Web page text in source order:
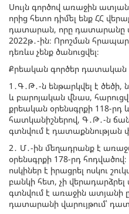
Սույն գործով առաջին
որից հետո դիմել ենք ՀՀ
դատարան, որը դատարանը
2022թ․-ին։ Որոշման
դեռևս չենք ծանուցվել։
Քրեական գործեր դատական
1․Գ․Թ․-ն ենթարկվել է
և բարոյական վնաս,
քրեական օրենսգրքի 118-րդ
հատկանիշներով, Գ․Թ․-ն
գտնվում է դատաքննության
2․ Մ․-ին մեղադրանք է
օրենսգրքի 178-րդ
ոսկիներ է իրացրել ոսկու
բանկի հետ, չի
գտնվում է առաջին ատյանի
դատարանի վարույթում՝